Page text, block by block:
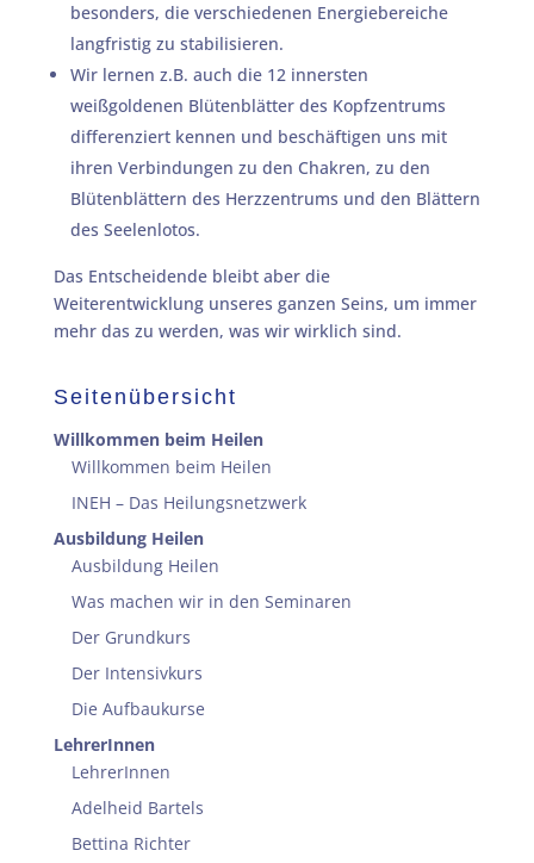
besonders, die verschiedenen Energiebereiche
langfristig zu stabilisieren.
Wir lernen z.B. auch die 12 innersten
weißgoldenen Blütenblätter des Kopfzentrums
differenziert kennen und beschäftigen uns mit
ihren Verbindungen zu den Chakren, zu den
Blütenblättern des Herzzentrums und den Blättern
des Seelenlotos.
Das Entscheidende bleibt aber die
Weiterentwicklung unseres ganzen Seins, um immer
mehr das zu werden, was wir wirklich sind.
Seitenübersicht
Willkommen beim Heilen
Willkommen beim Heilen
INEH – Das Heilungsnetzwerk
Ausbildung Heilen
Ausbildung Heilen
Was machen wir in den Seminaren
Der Grundkurs
Der Intensivkurs
Die Aufbaukurse
LehrerInnen
LehrerInnen
Adelheid Bartels
Bettina Richter